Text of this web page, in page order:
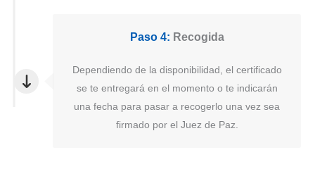
Paso 4: Recogida
Dependiendo de la disponibilidad, el certificado
se te entregará en el momento o te indicarán
una fecha para pasar a recogerlo una vez sea
firmado por el Juez de Paz.